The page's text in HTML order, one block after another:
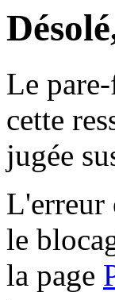
Le
cette
jugée
L'erreur
le
la page